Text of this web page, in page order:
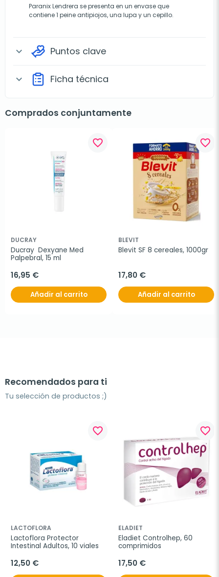
Paranix Lendrera se presenta en un envase que
contiene 1 peine antipiojos, una lupa y un cepillo.
expand_more Puntos clave
expand_more Ficha técnica
Comprados conjuntamente
favorite_border
DUCRAY
Ducray  Dexyane Med
Palpebral, 15 ml
16,95 €
Añadir al carrito
favorite_border
BLEVIT
Blevit SF 8 cereales, 1000gr
17,80 €
Añadir al carrito
Recomendados para ti
Tu selección de productos ;)
favorite_border
LACTOFLORA
Lactoflora Protector
Intestinal Adultos, 10 viales
12,50 €
favorite_border
ELADIET
Eladiet Controlhep, 60
comprimidos
17,50 €